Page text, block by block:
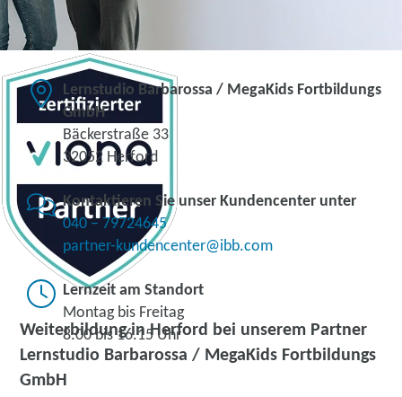
Weiterbildung in Herford bei unserem Partner
Lernstudio Barbarossa / MegaKids Fortbildungs
GmbH
Lernstudio Barbarossa / MegaKids Fortbildungs
GmbH
Bäckerstraße 33
32052 Herford
Kontaktieren Sie unser Kundencenter unter
040 – 79724645
partner-kundencenter@ibb.com
Lernzeit am Standort
Montag bis Freitag
8.00 bis 16.15 Uhr